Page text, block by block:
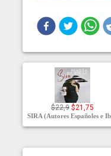
$22,9 $21,75
SIRA (Autores Españoles e